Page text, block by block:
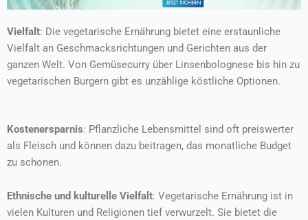
Vielfalt: Die vegetarische Ernährung bietet eine erstaunliche
Vielfalt an Geschmacksrichtungen und Gerichten aus der
ganzen Welt. Von Gemüsecurry über Linsenbolognese bis hin zu
vegetarischen Burgern gibt es unzählige köstliche Optionen.
Kostenersparnis: Pflanzliche Lebensmittel sind oft preiswerter
als Fleisch und können dazu beitragen, das monatliche Budget
zu schonen.
Ethnische und kulturelle Vielfalt: Vegetarische Ernährung ist in
vielen Kulturen und Religionen tief verwurzelt. Sie bietet die